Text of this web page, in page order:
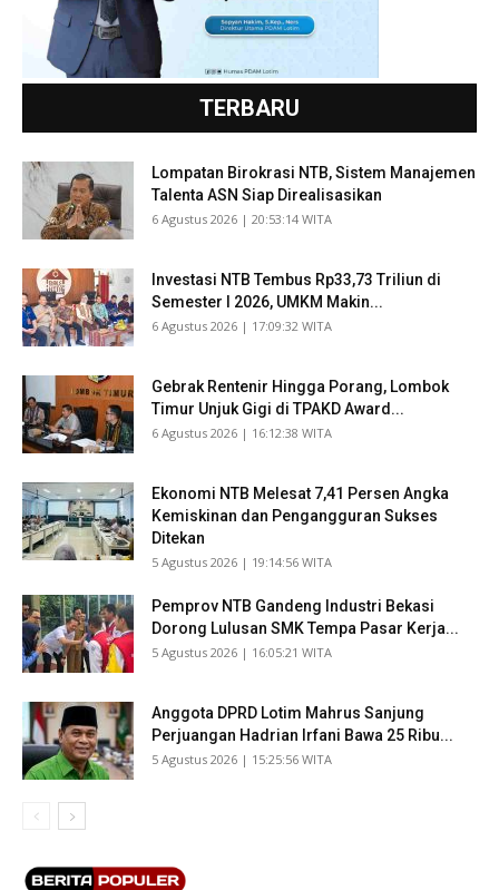
TERBARU
Lompatan Birokrasi NTB, Sistem Manajemen
Talenta ASN Siap Direalisasikan
​6 Agustus 2026 | 20:53:14 WITA
Investasi NTB Tembus Rp33,73 Triliun di
Semester I 2026, UMKM Makin...
​6 Agustus 2026 | 17:09:32 WITA
Gebrak Rentenir Hingga Porang, Lombok
Timur Unjuk Gigi di TPAKD Award...
​6 Agustus 2026 | 16:12:38 WITA
Ekonomi NTB Melesat 7,41 Persen Angka
Kemiskinan dan Pengangguran Sukses
Ditekan
​5 Agustus 2026 | 19:14:56 WITA
Pemprov NTB Gandeng Industri Bekasi
Dorong Lulusan SMK Tempa Pasar Kerja...
​5 Agustus 2026 | 16:05:21 WITA
Anggota DPRD Lotim Mahrus Sanjung
Perjuangan Hadrian Irfani Bawa 25 Ribu...
​5 Agustus 2026 | 15:25:56 WITA